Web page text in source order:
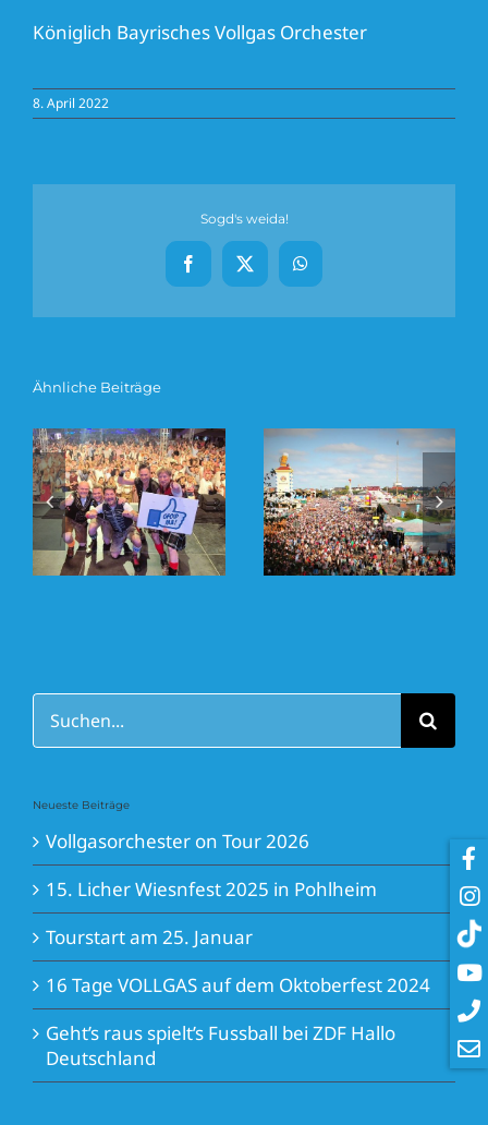
Königlich Bayrisches Vollgas Orchester
8. April 2022
Sogd's weida!
Facebook
X WhatsApp
Ähnliche Beiträge
16 Tage VOLLGAS auf
dem Oktoberfest 2024
Es geht wieder los –
Tourstart 2024 am
12.02.
Suche
nach:
Neueste Beiträge
Vollgasorchester on Tour 2026
15. Licher Wiesnfest 2025 in Pohlheim
Tourstart am 25. Januar
16 Tage VOLLGAS auf dem Oktoberfest 2024
Geht’s raus spielt’s Fussball bei ZDF Hallo
Deutschland